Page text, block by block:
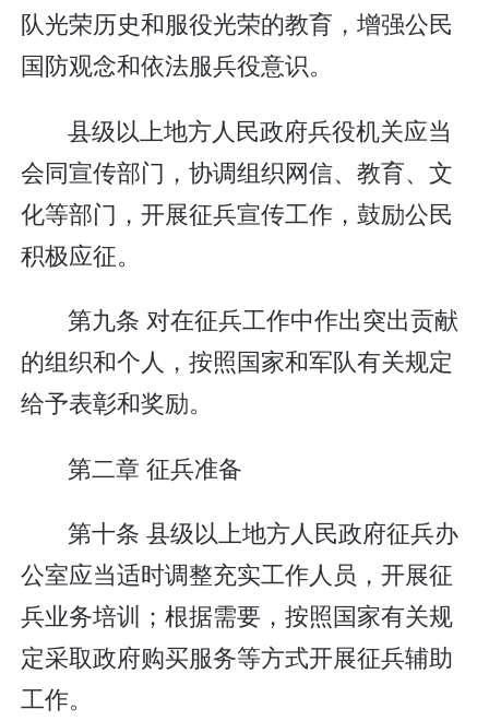
队光荣历史和服役光荣的教育，增强公民
国防观念和依法服兵役意识。
县级以上地方人民政府兵役机关应当
会同宣传部门，协调组织网信、教育、文
化等部门，开展征兵宣传工作，鼓励公民
积极应征。
第九条 对在征兵工作中作出突出贡献
的组织和个人，按照国家和军队有关规定
给予表彰和奖励。
第二章 征兵准备
第十条 县级以上地方人民政府征兵办
公室应当适时调整充实工作人员，开展征
兵业务培训；根据需要，按照国家有关规
定采取政府购买服务等方式开展征兵辅助
工作。